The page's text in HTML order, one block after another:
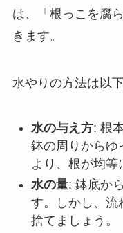
は、「根っこを腐
きます。
水やりの方法は以
水の与え方: 根
鉢の周りからゆ
より、根が均等
水の量: 鉢底か
す。しかし、流
捨てましょう。